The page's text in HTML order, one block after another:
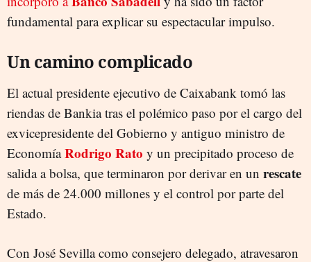
fundamental para explicar su espectacular impulso.
Un camino complicado
El actual presidente ejecutivo de Caixabank tomó las
riendas de Bankia tras el polémico paso por el cargo del
exvicepresidente del Gobierno y antiguo ministro de
EconomíaRodrigo Rato y un precipitado proceso de
salida a bolsa, que terminaron por derivar en un rescate
de más de 24.000 millones y el control por parte del
Estado.
Con José Sevilla como consejero delegado, atravesaron